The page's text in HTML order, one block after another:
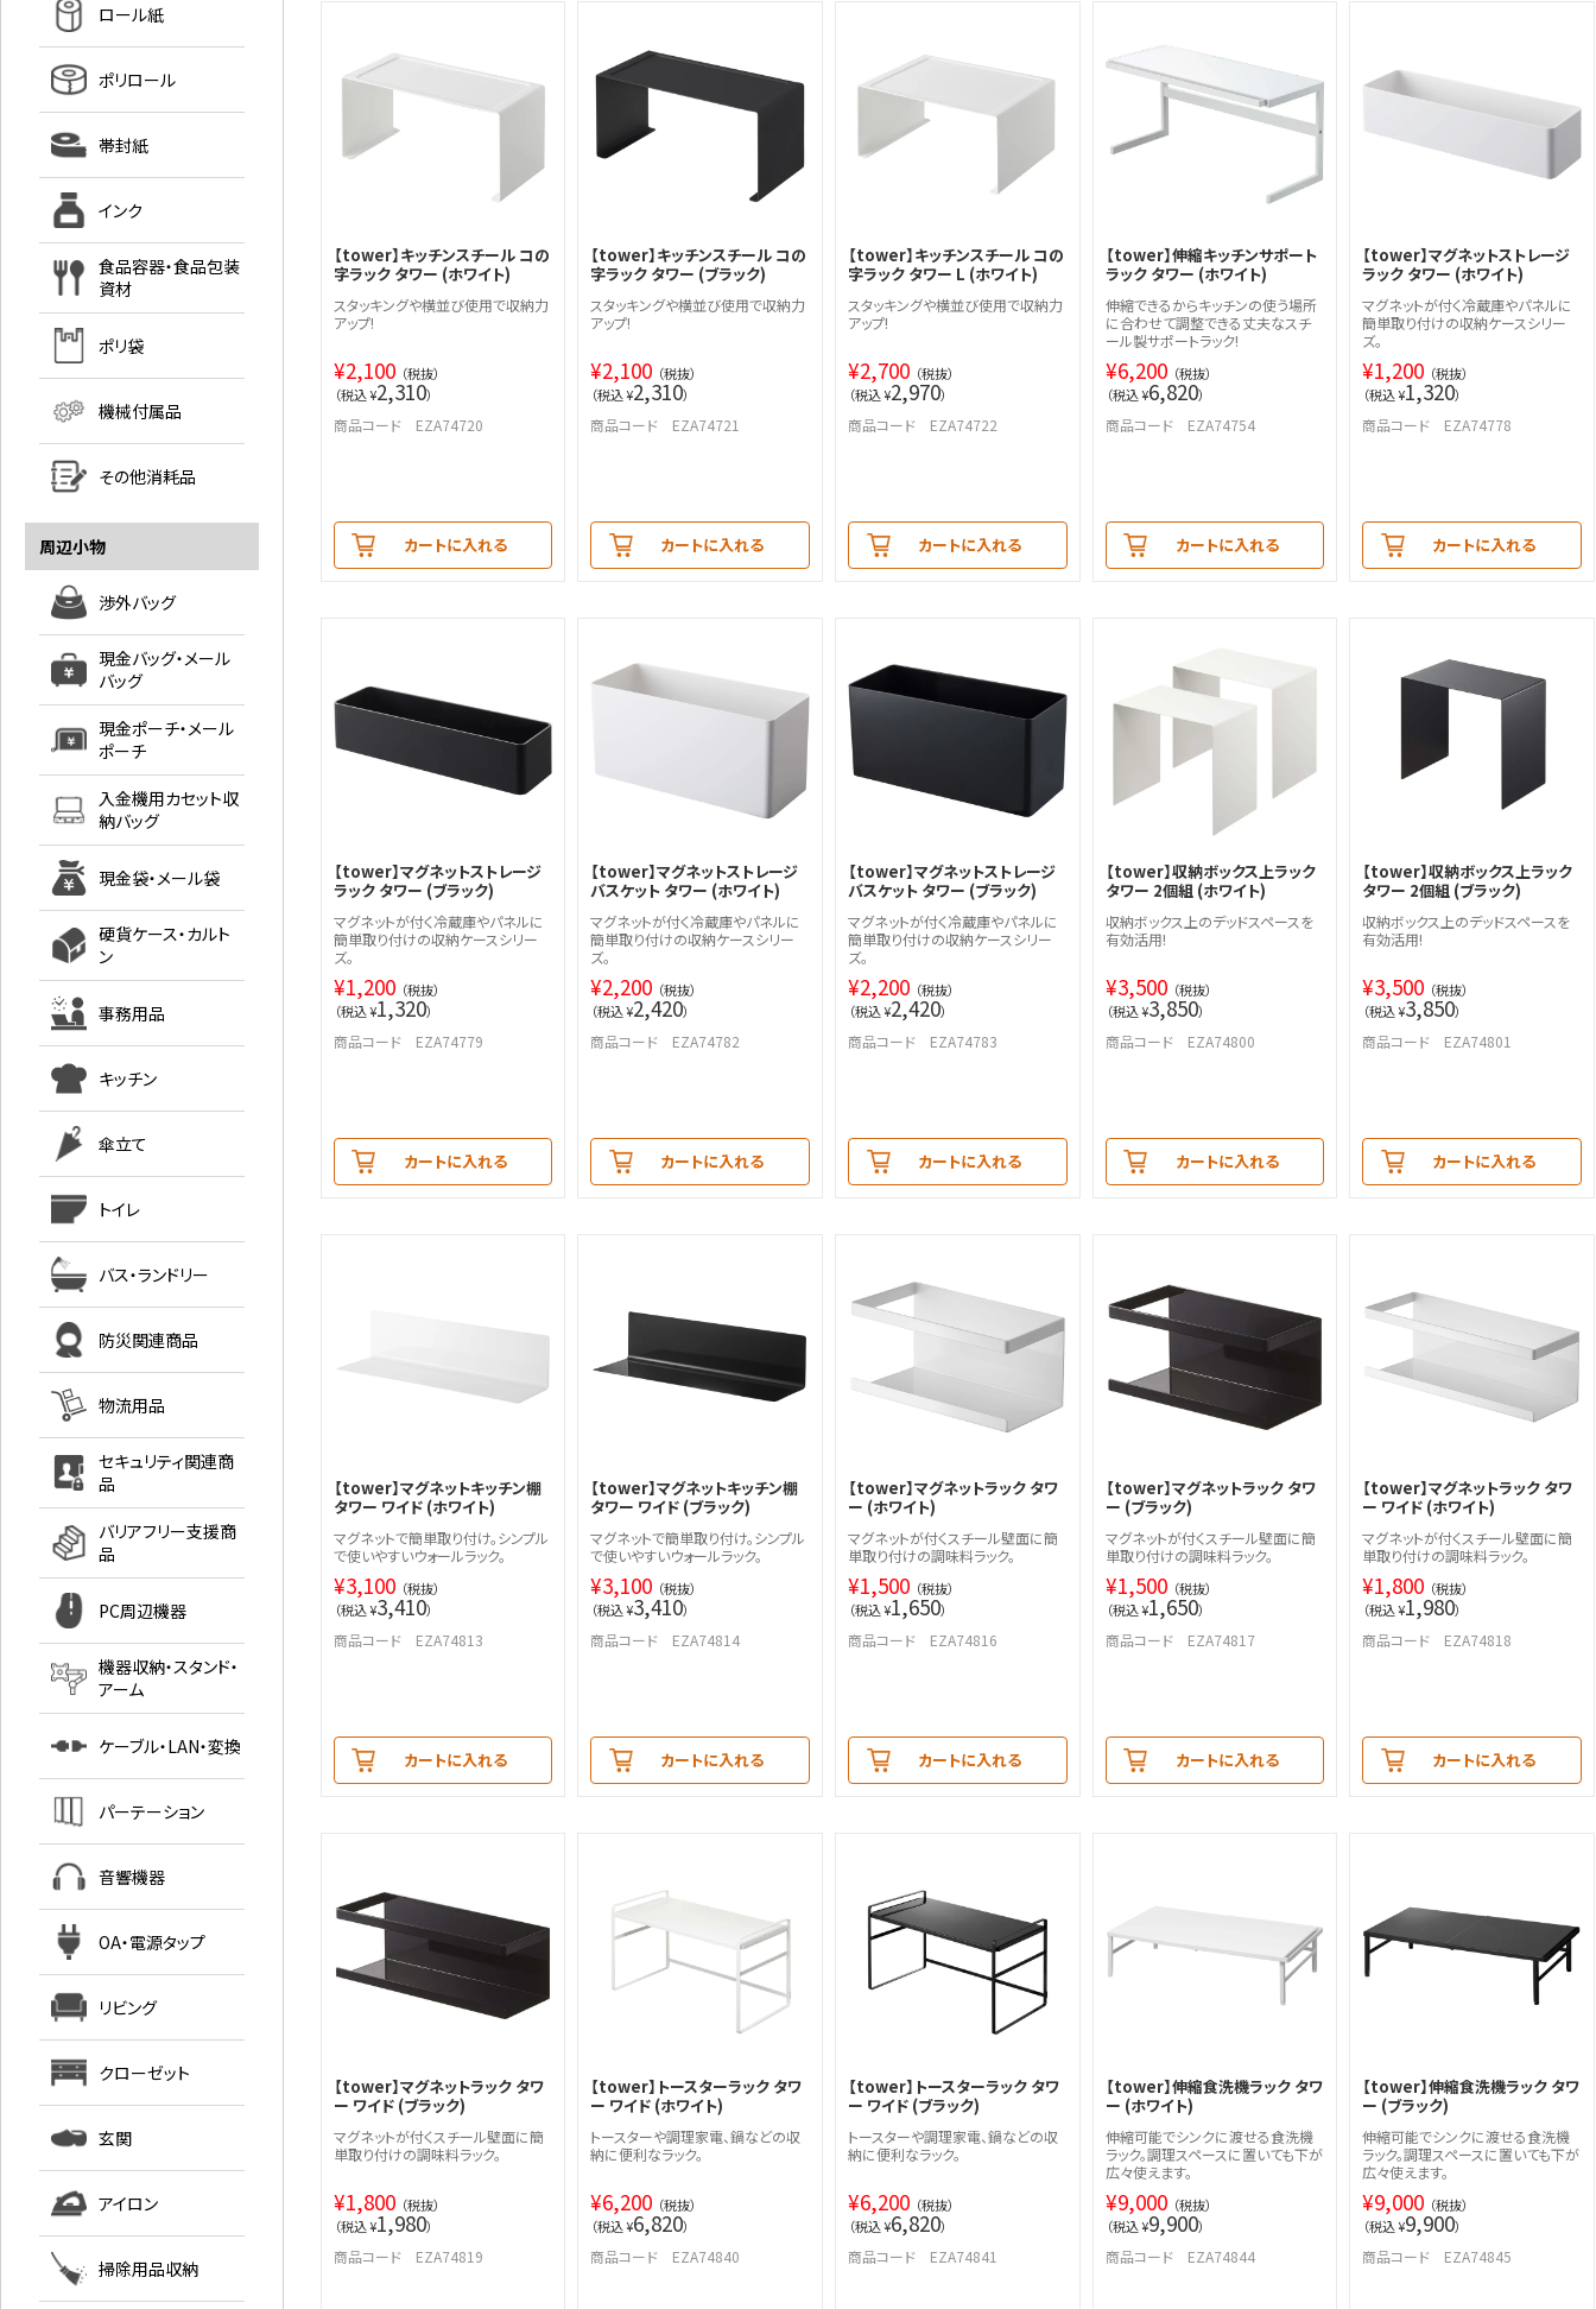
ロール紙
ポリロール
帯封紙
インク
食品容器・食品包装
資材
ポリ袋
機械付属品
その他消耗品
周辺小物
渉外バッグ
現金バッグ・メール
バッグ
現金ポーチ・メール
ポーチ
入金機用カセット収
納バッグ
現金袋・メール袋
硬貨ケース・カルト
ン
事務用品
キッチン
傘立て
トイレ
バス・ランドリー
防災関連商品
物流用品
セキュリティ関連商
品
バリアフリー支援商
品
PC周辺機器
機器収納・スタンド・
アーム
ケーブル・LAN・変換
パーテーション
音響機器
OA・電源タップ
リビング
クローゼット
玄関
アイロン
掃除用品収納
【tower】キッチンスチール コの
字ラック タワー (ホワイト)
スタッキングや横並び使用で収納力
アップ!
¥2,100 （税抜）
（税込 ¥2,310）
商品コード EZA74720
カートに入れる
【tower】キッチンスチール コの
字ラック タワー (ブラック)
スタッキングや横並び使用で収納力
アップ!
¥2,100 （税抜）
（税込 ¥2,310）
商品コード EZA74721
カートに入れる
【tower】キッチンスチール コの
字ラック タワー L (ホワイト)
スタッキングや横並び使用で収納力
アップ!
¥2,700 （税抜）
（税込 ¥2,970）
商品コード EZA74722
カートに入れる
【tower】伸縮キッチンサポート
ラック タワー (ホワイト)
伸縮できるからキッチンの使う場所
に合わせて調整できる丈夫なスチ
ール製サポートラック!
¥6,200 （税抜）
（税込 ¥6,820）
商品コード EZA74754
カートに入れる
【tower】マグネットストレージ
ラック タワー (ホワイト)
マグネットが付く冷蔵庫やパネルに
簡単取り付けの収納ケースシリー
ズ。
¥1,200 （税抜）
（税込 ¥1,320）
商品コード EZA74778
カートに入れる
【tower】マグネットストレージ
ラック タワー (ブラック)
マグネットが付く冷蔵庫やパネルに
簡単取り付けの収納ケースシリー
ズ。
¥1,200 （税抜）
（税込 ¥1,320）
商品コード EZA74779
カートに入れる
【tower】マグネットストレージ
バスケット タワー (ホワイト)
マグネットが付く冷蔵庫やパネルに
簡単取り付けの収納ケースシリー
ズ。
¥2,200 （税抜）
（税込 ¥2,420）
商品コード EZA74782
カートに入れる
【tower】マグネットストレージ
バスケット タワー (ブラック)
マグネットが付く冷蔵庫やパネルに
簡単取り付けの収納ケースシリー
ズ。
¥2,200 （税抜）
（税込 ¥2,420）
商品コード EZA74783
カートに入れる
【tower】収納ボックス上ラック
タワー 2個組 (ホワイト)
収納ボックス上のデッドスペースを
有効活用!
¥3,500 （税抜）
（税込 ¥3,850）
商品コード EZA74800
カートに入れる
【tower】収納ボックス上ラック
タワー 2個組 (ブラック)
収納ボックス上のデッドスペースを
有効活用!
¥3,500 （税抜）
（税込 ¥3,850）
商品コード EZA74801
カートに入れる
【tower】マグネットキッチン棚
タワー ワイド (ホワイト)
マグネットで簡単取り付け。シンプル
で使いやすいウォールラック。
¥3,100 （税抜）
（税込 ¥3,410）
商品コード EZA74813
カートに入れる
【tower】マグネットキッチン棚
タワー ワイド (ブラック)
マグネットで簡単取り付け。シンプル
で使いやすいウォールラック。
¥3,100 （税抜）
（税込 ¥3,410）
商品コード EZA74814
カートに入れる
【tower】マグネットラック タワ
ー (ホワイト)
マグネットが付くスチール壁面に簡
単取り付けの調味料ラック。
¥1,500 （税抜）
（税込 ¥1,650）
商品コード EZA74816
カートに入れる
【tower】マグネットラック タワ
ー (ブラック)
マグネットが付くスチール壁面に簡
単取り付けの調味料ラック。
¥1,500 （税抜）
（税込 ¥1,650）
商品コード EZA74817
カートに入れる
【tower】マグネットラック タワ
ー ワイド (ホワイト)
マグネットが付くスチール壁面に簡
単取り付けの調味料ラック。
¥1,800 （税抜）
（税込 ¥1,980）
商品コード EZA74818
カートに入れる
【tower】マグネットラック タワ
ー ワイド (ブラック)
マグネットが付くスチール壁面に簡
単取り付けの調味料ラック。
¥1,800 （税抜）
（税込 ¥1,980）
商品コード EZA74819
【tower】トースターラック タワ
ー ワイド (ホワイト)
トースターや調理家電、鍋などの収
納に便利なラック。
¥6,200 （税抜）
（税込 ¥6,820）
商品コード EZA74840
【tower】トースターラック タワ
ー ワイド (ブラック)
トースターや調理家電、鍋などの収
納に便利なラック。
¥6,200 （税抜）
（税込 ¥6,820）
商品コード EZA74841
【tower】伸縮食洗機ラック タワ
ー (ホワイト)
伸縮可能でシンクに渡せる食洗機
ラック。調理スペースに置いても下が
広々使えます。
¥9,000 （税抜）
（税込 ¥9,900）
商品コード EZA74844
【tower】伸縮食洗機ラック タワ
ー (ブラック)
伸縮可能でシンクに渡せる食洗機
ラック。調理スペースに置いても下が
広々使えます。
¥9,000 （税抜）
（税込 ¥9,900）
商品コード EZA74845